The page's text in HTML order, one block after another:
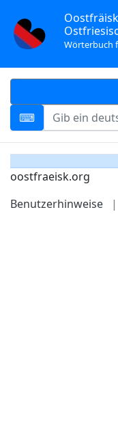
Wörterbuch
oostfraeisk.org
Benutzerhinweise
|